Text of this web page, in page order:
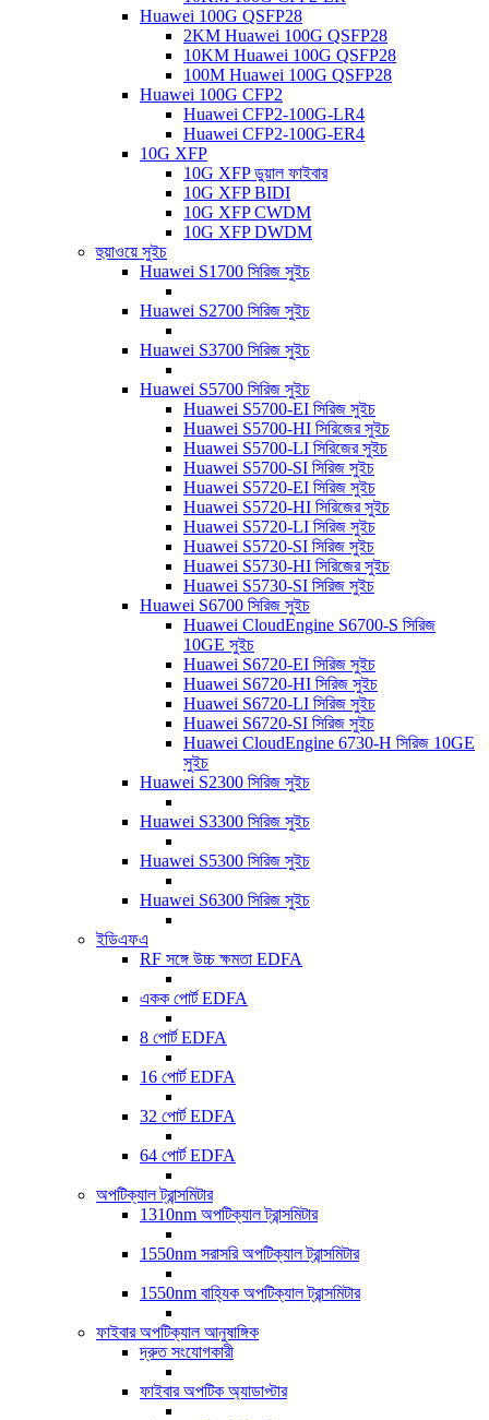
Huawei 100G QSFP28
2KM Huawei 100G QSFP28
10KM Huawei 100G QSFP28
100M Huawei 100G QSFP28
Huawei 100G CFP2
Huawei CFP2-100G-LR4
Huawei CFP2-100G-ER4
10G XFP
10G XFP ডুয়াল ফাইবার
10G XFP BIDI
10G XFP CWDM
10G XFP DWDM
হুয়াওয়ে সুইচ
Huawei S1700 সিরিজ সুইচ
Huawei S2700 সিরিজ সুইচ
Huawei S3700 সিরিজ সুইচ
Huawei S5700 সিরিজ সুইচ
Huawei S5700-EI সিরিজ সুইচ
Huawei S5700-HI সিরিজের সুইচ
Huawei S5700-LI সিরিজের সুইচ
Huawei S5700-SI সিরিজ সুইচ
Huawei S5720-EI সিরিজ সুইচ
Huawei S5720-HI সিরিজের সুইচ
Huawei S5720-LI সিরিজ সুইচ
Huawei S5720-SI সিরিজ সুইচ
Huawei S5730-HI সিরিজের সুইচ
Huawei S5730-SI সিরিজ সুইচ
Huawei S6700 সিরিজ সুইচ
Huawei CloudEngine S6700-S সিরিজ
10GE সুইচ
Huawei S6720-EI সিরিজ সুইচ
Huawei S6720-HI সিরিজ সুইচ
Huawei S6720-LI সিরিজ সুইচ
Huawei S6720-SI সিরিজ সুইচ
Huawei CloudEngine 6730-H সিরিজ 10GE
সুইচ
Huawei S2300 সিরিজ সুইচ
Huawei S3300 সিরিজ সুইচ
Huawei S5300 সিরিজ সুইচ
Huawei S6300 সিরিজ সুইচ
ইডিএফএ
RF সঙ্গে উচ্চ ক্ষমতা EDFA
একক পোর্ট EDFA
8 পোর্ট EDFA
16 পোর্ট EDFA
32 পোর্ট EDFA
64 পোর্ট EDFA
অপটিক্যাল ট্রান্সমিটার
1310nm অপটিক্যাল ট্রান্সমিটার
1550nm সরাসরি অপটিক্যাল ট্রান্সমিটার
1550nm বাহ্যিক অপটিক্যাল ট্রান্সমিটার
ফাইবার অপটিক্যাল আনুষাঙ্গিক
দ্রুত সংযোগকারী
ফাইবার অপটিক অ্যাডাপ্টার